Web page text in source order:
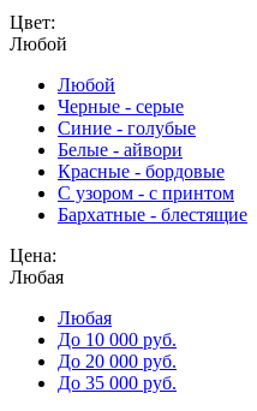
Цвет:
Любой
Любой
Черные - серые
Синие - голубые
Белые - айвори
Красные - бордовые
С узором - с принтом
Бархатные - блестящие
Цена:
Любая
Любая
До 10 000 руб.
До 20 000 руб.
До 35 000 руб.